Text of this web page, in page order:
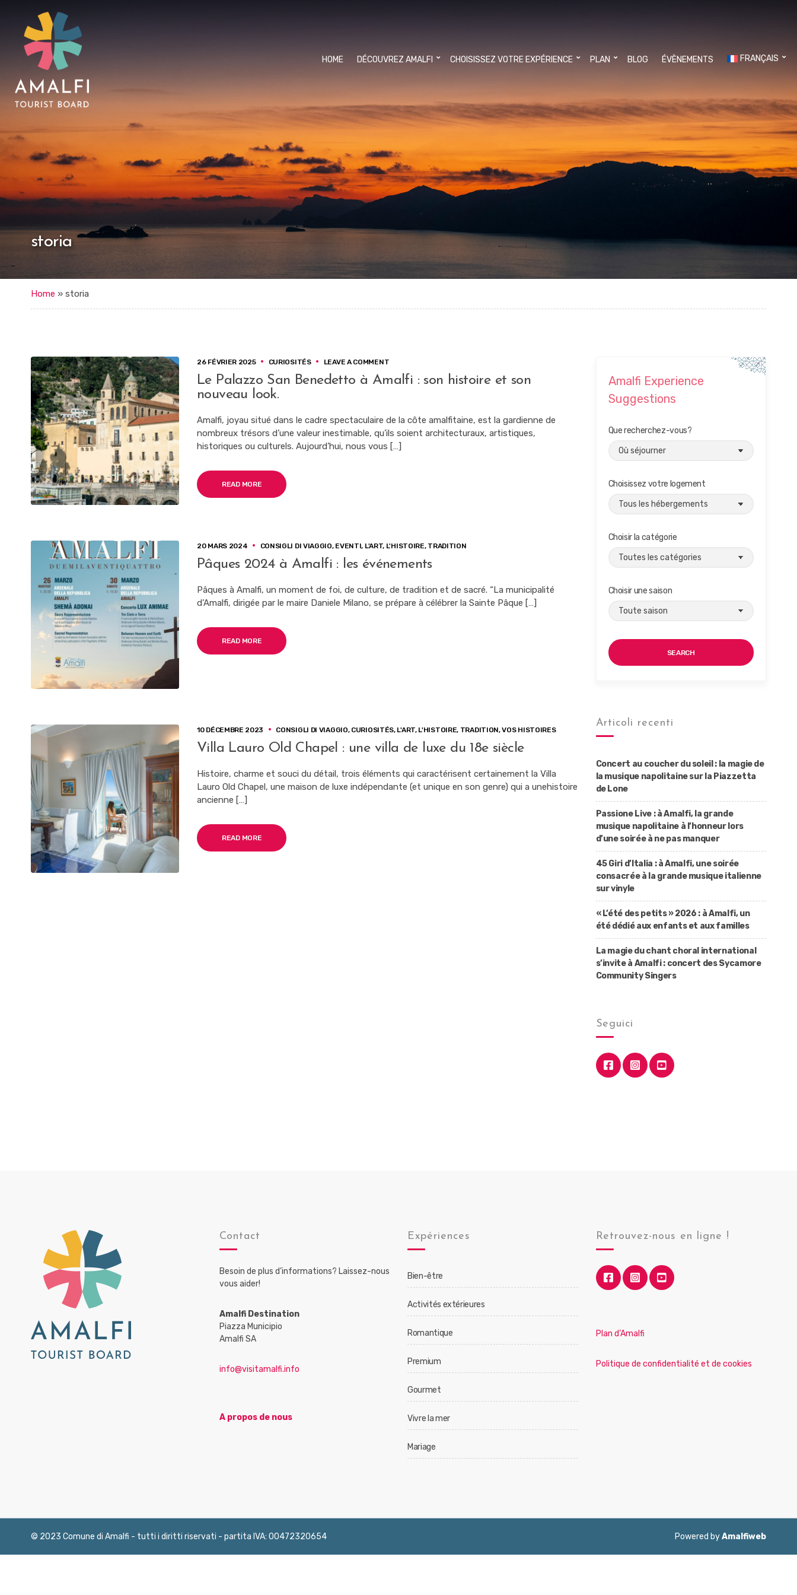
HOME DÉCOUVREZ AMALFI CHOISISSEZ VOTRE EXPÉRIENCE PLAN BLOG ÉVÈNEMENTS FRANÇAIS
storia
Home » storia
26 FÉVRIER 2025 CURIOSITÉS LEAVE A COMMENTON
PALAZZO
À
AMALFI
:
SON
Le Palazzo San Benedetto à Amalfi : son histoire et son
nouveau look.
Amalfi, joyau situé dans le cadre spectaculaire de la côte amalfitaine, est la gardienne de
nombreux trésors d’une valeur inestimable, qu’ils soient architecturaux, artistiques,
historiques ou culturels. Aujourd’hui, nous vous […]
READ MORE
20 MARS 2024 CONSIGLI DI VIAGGIO, EVENTI, L'ART, L'HISTOIRE, TRADITION
Pâques 2024 à Amalfi : les événements
Pâques à Amalfi, un moment de foi, de culture, de tradition et de sacré. “La municipalité
d’Amalfi, dirigée par le maire Daniele Milano, se prépare à célébrer la Sainte Pâque […]
READ MORE
10 DÉCEMBRE 2023 CONSIGLI DI VIAGGIO, CURIOSITÉS, L'ART, L'HISTOIRE, TRADITION,VOS HISTOIRES
Villa Lauro Old Chapel : une villa de luxe du 18e siècle
Histoire, charme et souci du détail, trois éléments qui caractérisent certainement la Villa
Lauro Old Chapel, une maison de luxe indépendante (et unique en son genre) qui a unehistoire
ancienne […]
READ MORE
Amalfi Experience
Suggestions
Que recherchez-vous?
Choisissez votre logement
Choisir la catégorie
Choisir une saison
SEARCH
Articoli recenti
Concert au coucher du soleil : la magie de
la musique napolitaine sur la Piazzetta
de Lone
Passione Live : à Amalfi, la grande
musique napolitaine à l’honneur lors
d’une soirée à ne pas manquer
45 Giri d’Italia : à Amalfi, une soirée
consacrée à la grande musique italienne
sur vinyle
« L’été des petits » 2026 : à Amalfi, un
été dédié aux enfants et aux familles
La magie du chant choral international
s’invite à Amalfi : concert des Sycamore
Community Singers
Seguici
Contact
Besoin de plus d’informations? Laissez-nous
vous aider!
Amalfi Destination
Piazza Municipio
Amalfi SA
info@visitamalfi.info
A propos de nous
Expériences
Bien-être
Activités extérieures
Romantique
Premium
Gourmet
Vivre la mer
Mariage
Retrouvez-nous en ligne !
Plan d’Amalfi
Politique de confidentialité et de cookies
© 2023 Comune di Amalfi - tutti i diritti riservati - partita IVA: 00472320654 Powered byAmalfiweb